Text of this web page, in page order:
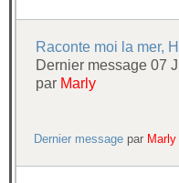
Raconte moi la mer,
Dernier message 07
par Marly
Dernier message par Marly